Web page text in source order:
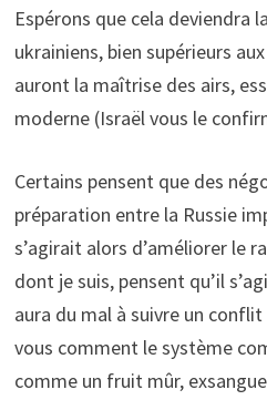
Espérons que cela deviendra
ukrainiens, bien supérieurs
auront la maîtrise des airs,
moderne (Israël vous le
Certains pensent que des
préparation entre la Russie
s’agirait alors d’améliorer le
dont je suis, pensent qu’il
aura du mal à suivre un
vous comment le système
comme un fruit mûr,